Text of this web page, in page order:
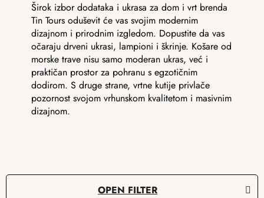
Širok izbor dodataka i ukrasa za dom i vrt brenda
Tin Tours oduševit će vas svojim modernim
dizajnom i prirodnim izgledom. Dopustite da vas
očaraju drveni ukrasi, lampioni i škrinje. Košare od
morske trave nisu samo moderan ukras, već i
praktičan prostor za pohranu s egzotičnim
dodirom. S druge strane, vrtne kutije privlače
pozornost svojom vrhunskom kvalitetom i masivnim
dizajnom.
OPEN FILTER